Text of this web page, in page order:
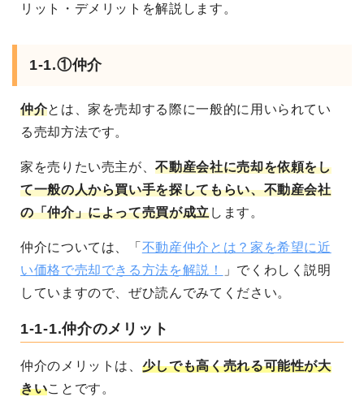
リット・デメリットを解説します。
1-1.①仲介
仲介とは、家を売却する際に一般的に用いられてい
る売却方法です。
家を売りたい売主が、不動産会社に売却を依頼をし
て一般の人から買い手を探してもらい、不動産会社
の「仲介」によって売買が成立します。
仲介については、「 不動産仲介とは？家を希望に近
い価格で売却できる方法を解説！
」でくわしく説明
していますので、ぜひ読んでみてください。
1-1-1.仲介のメリット
仲介のメリットは、 少しでも高く売れる可能性が大
きいことです。